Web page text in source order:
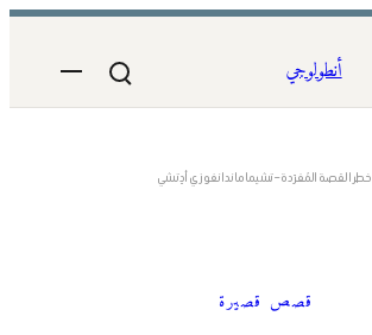
أنطولوجي
خطر القصة المُفرَدة – تشيماماندا نغوزي أدِتشي
قصص قصيرة